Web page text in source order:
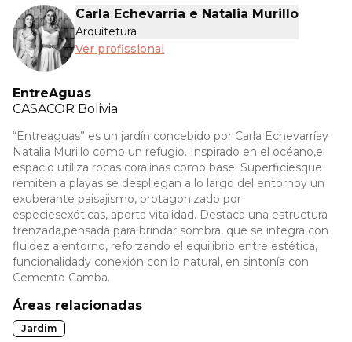
Carla Echevarría e Natalia Murillo
Arquitetura
Ver profissional
EntreAguas
CASACOR Bolivia
“Entreaguas” es un jardín concebido por Carla Echevarríay
Natalia Murillo como un refugio. Inspirado en el océano,el
espacio utiliza rocas coralinas como base. Superficiesque
remiten a playas se despliegan a lo largo del entornoy un
exuberante paisajismo, protagonizado por
especiesexóticas, aporta vitalidad. Destaca una estructura
trenzada,pensada para brindar sombra, que se integra con
fluidez alentorno, reforzando el equilibrio entre estética,
funcionalidady conexión con lo natural, en sintonía con
Cemento Camba.
Áreas relacionadas
Jardim